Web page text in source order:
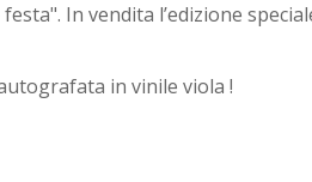
In vendita l’edizione
in vinile viola !